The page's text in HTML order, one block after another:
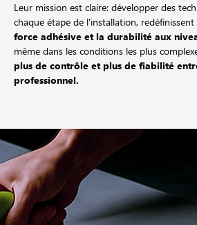
Leur mission est claire: développer des
chaque étape de l'installation,
force adhésive et la durabilité aux
même dans les conditions les plus
plus de contrôle et plus de fiabilité
professionnel.